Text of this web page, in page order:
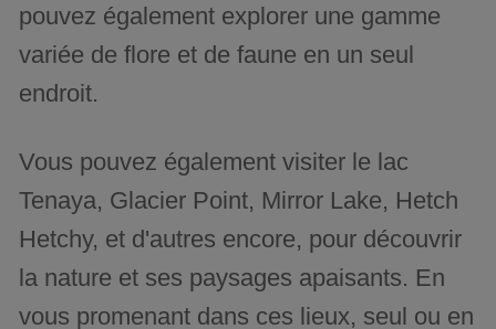
pouvez également explorer une gamme
variée de flore et de faune en un seul
endroit.
Vous pouvez également visiter le lac
Tenaya, Glacier Point, Mirror Lake, Hetch
Hetchy, et d'autres encore, pour découvrir
la nature et ses paysages apaisants. En
vous promenant dans ces lieux, seul ou en